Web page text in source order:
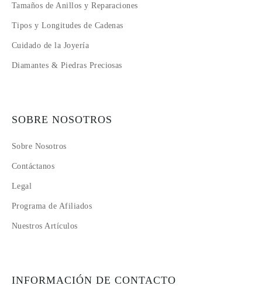
Tamaños de Anillos y Reparaciones
Tipos y Longitudes de Cadenas
Cuidado de la Joyería
Diamantes & Piedras Preciosas
SOBRE NOSOTROS
Sobre Nosotros
Contáctanos
Legal
Programa de Afiliados
Nuestros Artículos
INFORMACIÓN DE CONTACTO